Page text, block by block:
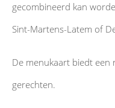
gecombineerd kan
Sint-Martens-Latem of
De menukaart biedt een
gerechten.